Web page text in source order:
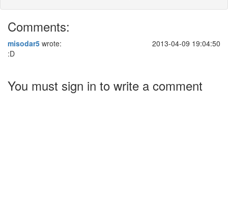
Comments:
misodar5 wrote:
2013-04-09 19:04:50
:D
You must sign in to write a comment